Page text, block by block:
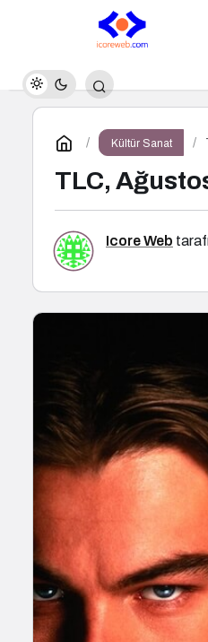
Kültür Sanat
TLC,
Icore Web